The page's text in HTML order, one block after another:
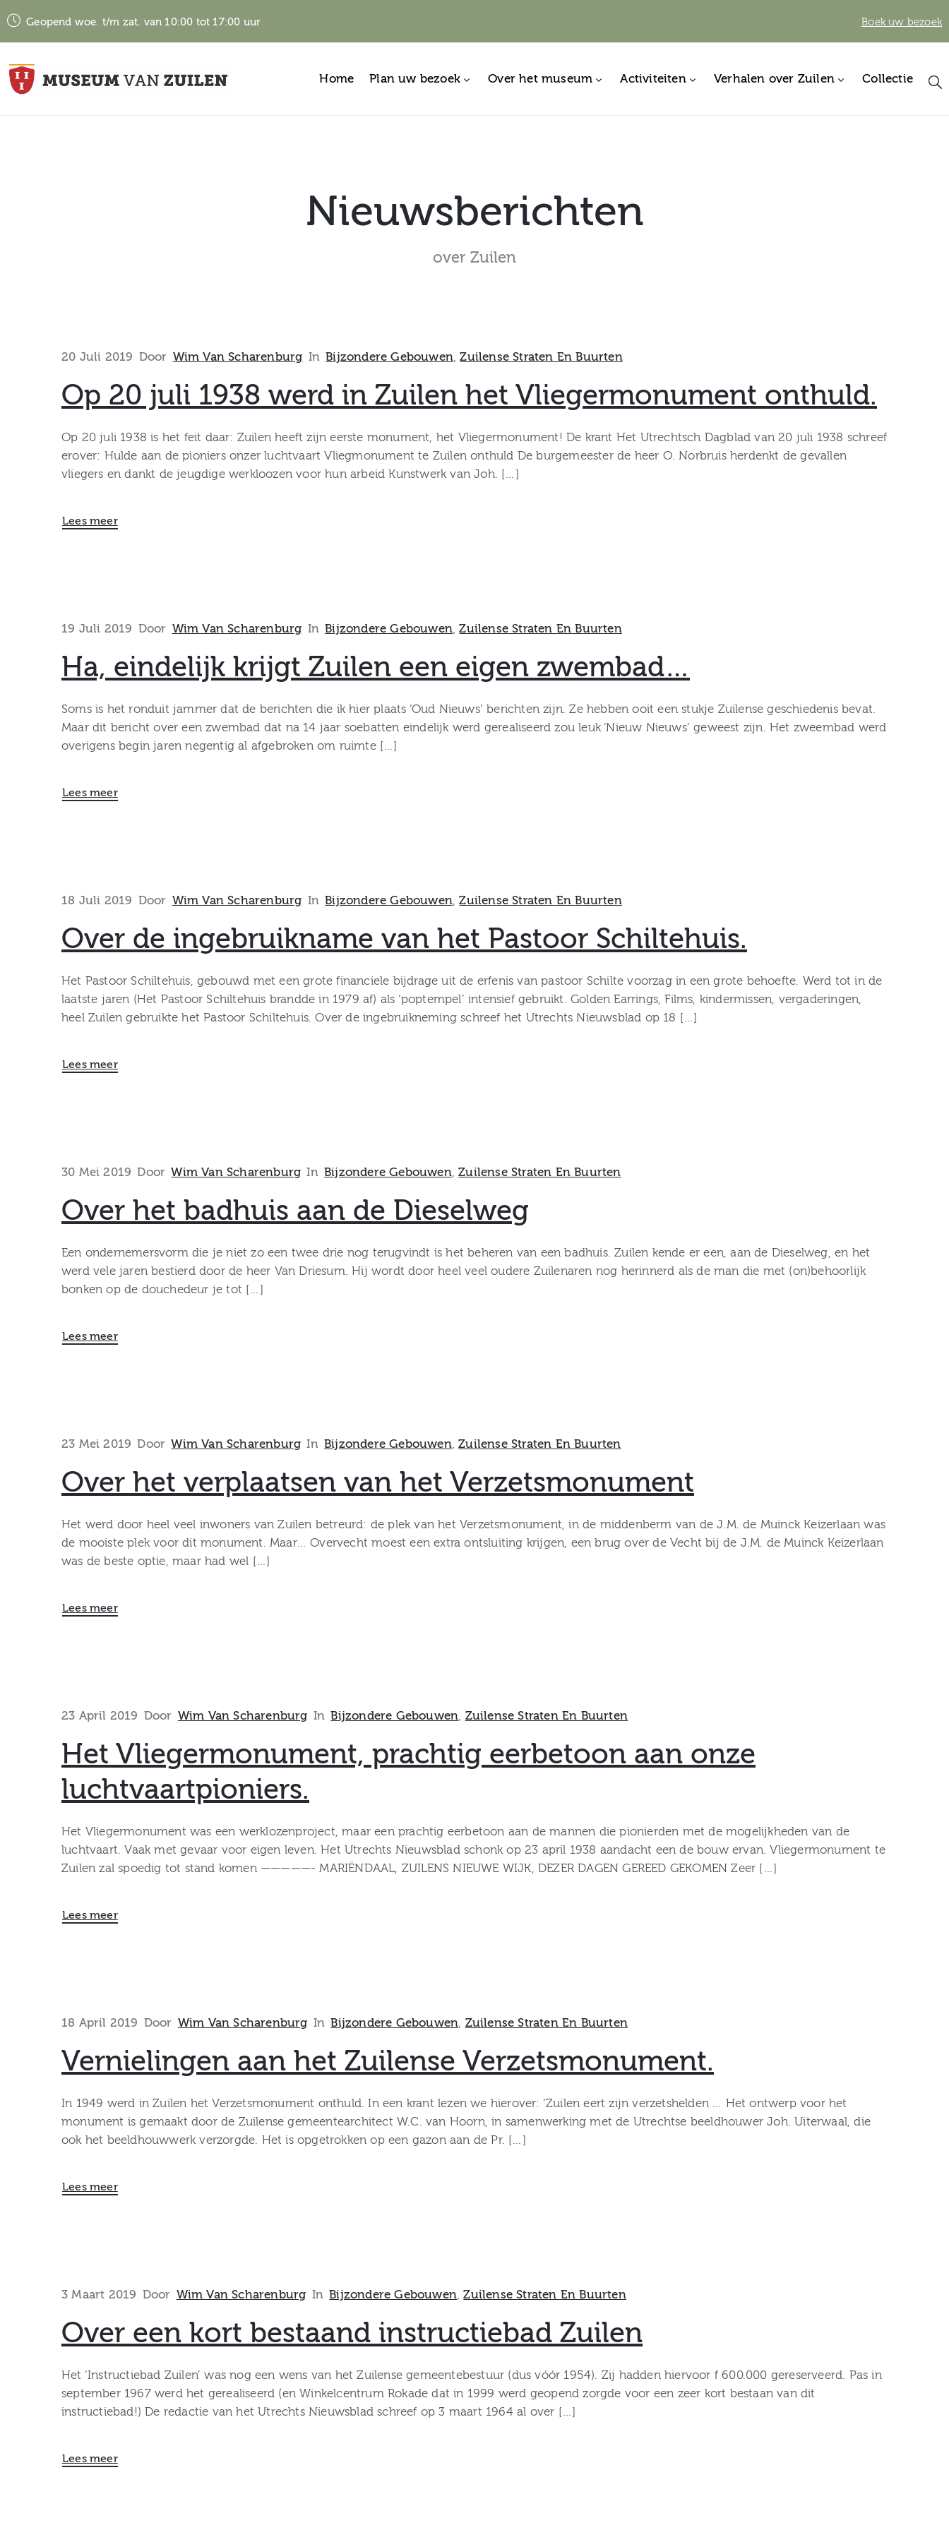
Geopend woe. t/m zat. van 10:00 tot 17:00 uur Boek uw bezoek
Home Plan uw bezoek Over het museum Activiteiten Verhalen over Zuilen Collectie
Nieuwsberichten
over Zuilen
20 Juli 2019 Door Wim Van Scharenburg In Bijzondere Gebouwen‚Zuilense Straten En Buurten
Op 20 juli 1938 werd in Zuilen het Vliegermonument onthuld.
Op 20 juli 1938 is het feit daar: Zuilen heeft zijn eerste monument, het Vliegermonument! De krant Het Utrechtsch Dagblad van 20 juli 1938 schreef
erover: Hulde aan de pioniers onzer luchtvaart Vliegmonument te Zuilen onthuld De burgemeester de heer O. Norbruis herdenkt de gevallen
vliegers en dankt de jeugdige werkloozen voor hun arbeid Kunstwerk van Joh. […]
Lees meer
19 Juli 2019 Door Wim Van Scharenburg In Bijzondere Gebouwen‚Zuilense Straten En Buurten
Ha, eindelijk krijgt Zuilen een eigen zwembad…
Soms is het ronduit jammer dat de berichten die ik hier plaats ‘Oud Nieuws’ berichten zijn. Ze hebben ooit een stukje Zuilense geschiedenis bevat.
Maar dit bericht over een zwembad dat na 14 jaar soebatten eindelijk werd gerealiseerd zou leuk ‘Nieuw Nieuws’ geweest zijn. Het zweembad werd
overigens begin jaren negentig al afgebroken om ruimte […]
Lees meer
18 Juli 2019 Door Wim Van Scharenburg In Bijzondere Gebouwen‚Zuilense Straten En Buurten
Over de ingebruikname van het Pastoor Schiltehuis.
Het Pastoor Schiltehuis, gebouwd met een grote financiele bijdrage uit de erfenis van pastoor Schilte voorzag in een grote behoefte. Werd tot in de
laatste jaren (Het Pastoor Schiltehuis brandde in 1979 af) als ‘poptempel’ intensief gebruikt. Golden Earrings, Films, kindermissen, vergaderingen,
heel Zuilen gebruikte het Pastoor Schiltehuis. Over de ingebruikneming schreef het Utrechts Nieuwsblad op 18 […]
Lees meer
30 Mei 2019 Door Wim Van Scharenburg In Bijzondere Gebouwen‚Zuilense Straten En Buurten
Over het badhuis aan de Dieselweg
Een ondernemersvorm die je niet zo een twee drie nog terugvindt is het beheren van een badhuis. Zuilen kende er een, aan de Dieselweg, en het
werd vele jaren bestierd door de heer Van Driesum. Hij wordt door heel veel oudere Zuilenaren nog herinnerd als de man die met (on)behoorlijk
bonken op de douchedeur je tot […]
Lees meer
23 Mei 2019 Door Wim Van Scharenburg In Bijzondere Gebouwen‚Zuilense Straten En Buurten
Over het verplaatsen van het Verzetsmonument
Het werd door heel veel inwoners van Zuilen betreurd: de plek van het Verzetsmonument, in de middenberm van de J.M. de Muinck Keizerlaan was
de mooiste plek voor dit monument. Maar… Overvecht moest een extra ontsluiting krijgen, een brug over de Vecht bij de J.M. de Muinck Keizerlaan
was de beste optie, maar had wel […]
Lees meer
23 April 2019 Door Wim Van Scharenburg In Bijzondere Gebouwen‚ Zuilense Straten En Buurten
Het Vliegermonument, prachtig eerbetoon aan onze
luchtvaartpioniers.
Het Vliegermonument was een werklozenproject, maar een prachtig eerbetoon aan de mannen die pionierden met de mogelijkheden van de
luchtvaart. Vaak met gevaar voor eigen leven. Het Utrechts Nieuwsblad schonk op 23 april 1938 aandacht een de bouw ervan. Vliegermonument te
Zuilen zal spoedig tot stand komen —————- MARIËNDAAL, ZUILENS NIEUWE WIJK, DEZER DAGEN GEREED GEKOMEN Zeer […]
Lees meer
18 April 2019 Door Wim Van Scharenburg In Bijzondere Gebouwen‚ Zuilense Straten En Buurten
Vernielingen aan het Zuilense Verzetsmonument.
In 1949 werd in Zuilen het Verzetsmonument onthuld. In een krant lezen we hierover: ‘Zuilen eert zijn verzetshelden … Het ontwerp voor het
monument is gemaakt door de Zuilense gemeentearchitect W.C. van Hoorn, in samenwerking met de Utrechtse beeldhouwer Joh. Uiterwaal, die
ook het beeldhouwwerk verzorgde. Het is opgetrokken op een gazon aan de Pr. […]
Lees meer
3 Maart 2019 Door Wim Van Scharenburg In Bijzondere Gebouwen‚Zuilense Straten En Buurten
Over een kort bestaand instructiebad Zuilen
Het ‘Instructiebad Zuilen’ was nog een wens van het Zuilense gemeentebestuur (dus vóór 1954). Zij hadden hiervoor f 600.000 gereserveerd. Pas in
september 1967 werd het gerealiseerd (en Winkelcentrum Rokade dat in 1999 werd geopend zorgde voor een zeer kort bestaan van dit
instructiebad!) De redactie van het Utrechts Nieuwsblad schreef op 3 maart 1964 al over […]
Lees meer